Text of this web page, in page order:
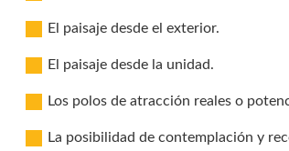
El paisaje desde el exterior.
El paisaje desde la unidad.
Los polos de atracción reales o
La posibilidad de contemplación y